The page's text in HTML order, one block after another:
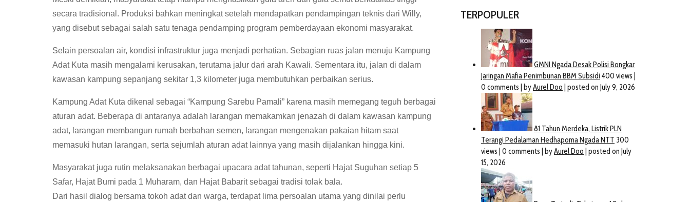
secara tradisional. Produksi bahkan meningkat setelah mendapatkan pendampingan teknis dari Willy,
yang disebut sebagai salah satu tenaga pendamping program pemberdayaan ekonomi masyarakat.
Selain persoalan air, kondisi infrastruktur juga menjadi perhatian. Sebagian ruas jalan menuju Kampung
Adat Kuta masih mengalami kerusakan, terutama jalur dari arah Kawali. Sementara itu, jalan di dalam
kawasan kampung sepanjang sekitar 1,3 kilometer juga membutuhkan perbaikan serius.
Kampung Adat Kuta dikenal sebagai “Kampung Sarebu Pamali” karena masih memegang teguh berbagai
aturan adat. Beberapa di antaranya adalah larangan memakamkan jenazah di dalam kawasan kampung
adat, larangan membangun rumah berbahan semen, larangan mengenakan pakaian hitam saat
memasuki hutan larangan, serta sejumlah aturan adat lainnya yang masih dijalankan hingga kini.
Masyarakat juga rutin melaksanakan berbagai upacara adat tahunan, seperti Hajat Suguhan setiap 5
Safar, Hajat Bumi pada 1 Muharam, dan Hajat Babarit sebagai tradisi tolak bala.
Dari hasil dialog bersama tokoh adat dan warga, terdapat lima persoalan utama yang dinilai perlu
TERPOPULER